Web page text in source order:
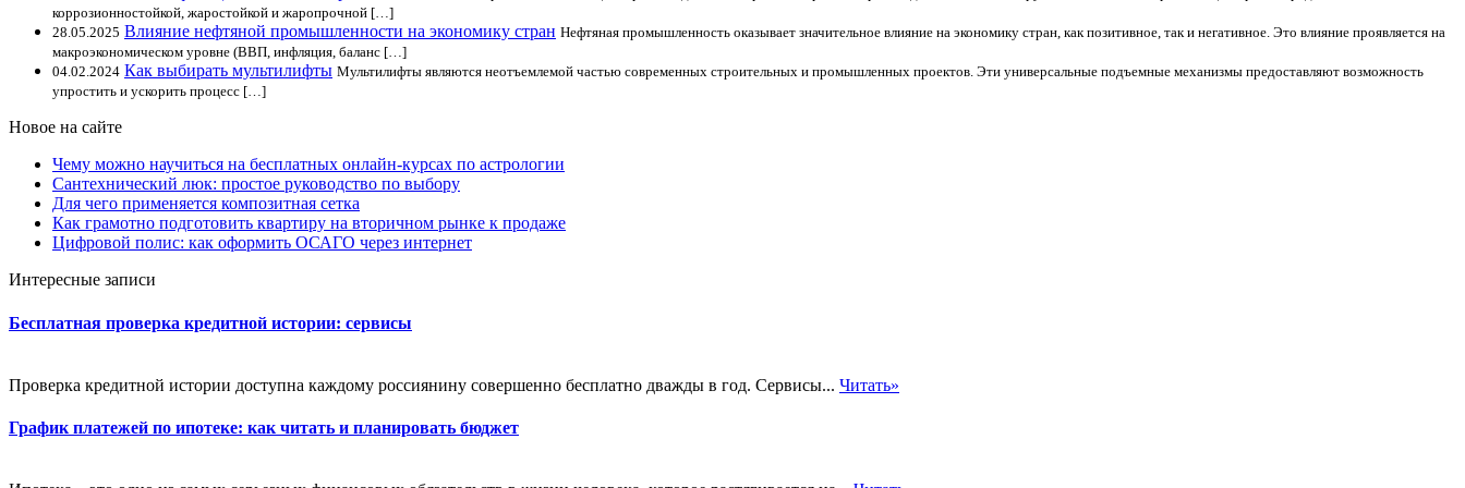
коррозионностойкой, жаростойкой и жаропрочной […]
28.05.2025 Влияние нефтяной промышленности на экономику стран Нефтяная промышленность оказывает значительное влияние на экономику стран, как позитивное, так и негативное. Это влияние проявляется на
макроэкономическом уровне (ВВП, инфляция, баланс […]
04.02.2024 Как выбирать мультилифты Мультилифты являются неотъемлемой частью современных строительных и промышленных проектов. Эти универсальные подъемные механизмы предоставляют возможность
упростить и ускорить процесс […]
Новое на сайте
Чему можно научиться на бесплатных онлайн-курсах по астрологии
Сантехнический люк: простое руководство по выбору
Для чего применяется композитная сетка
Как грамотно подготовить квартиру на вторичном рынке к продаже
Цифровой полис: как оформить ОСАГО через интернет
Интересные записи
Бесплатная проверка кредитной истории: сервисы
Проверка кредитной истории доступна каждому россиянину совершенно бесплатно дважды в год. Сервисы... Читать»
График платежей по ипотеке: как читать и планировать бюджет